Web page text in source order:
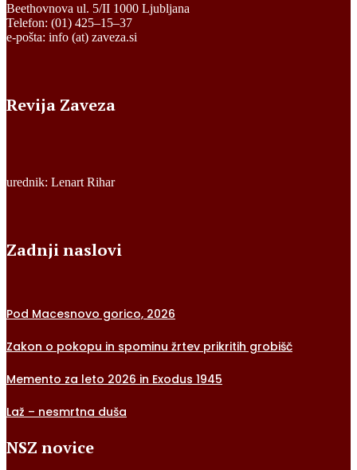
Beethovnova ul. 5/II 1000 Ljubljana
Telefon: (01) 425–15–37
e-pošta: info (at) zaveza.si
Revija Zaveza
urednik: Lenart Rihar
Zadnji naslovi
Pod Macesnovo gorico, 2026
Zakon o pokopu in spominu žrtev prikritih grobišč
Memento za leto 2026 in Exodus 1945
Laž – nesmrtna duša
NSZ novice